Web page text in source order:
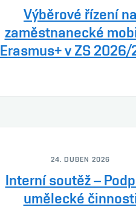
Výběrové řízení na
zaměstnanecké
Erasmus+ v ZS 2026/
24. DUBEN 2026
Interní soutěž –
umělecké